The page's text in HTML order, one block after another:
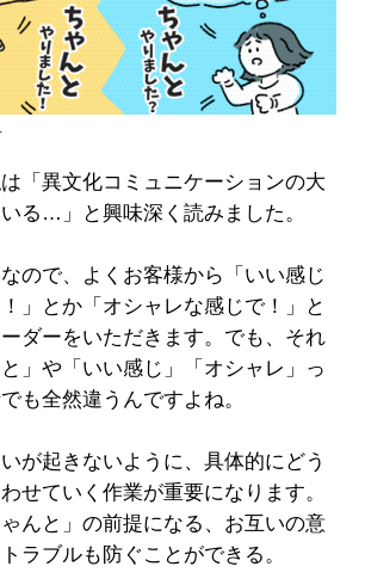
「異文化コミュニケーションの大
る…」と興味深く読みました。
ので、よくお客様から「いい感じ
」とか「オシャレな感じで！」と
ダーをいただきます。でも、それ
」や「いい感じ」「オシャレ」っ
も全然違うんですよね。
が起きないように、具体的にどう
せていく作業が重要になります。
んと」の前提になる、お互いの意
ラブルも防ぐことができる。